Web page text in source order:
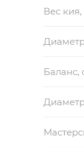
Вес кия,
Баланс,